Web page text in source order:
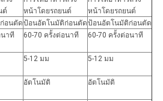
ต์
หน้าโดยรถยนต์
หน้าโดยรถยนต์
อนตัดป้อนอัตโนมัติก่อนตัดป้อนอัตโนมัติก่อนตัด
นาที 60-70 ครั้งต่อนาที 60-70 ครั้งต่อนาที
5-12 มม 5-12 มม
อัตโนมัติ อัตโนมัติ